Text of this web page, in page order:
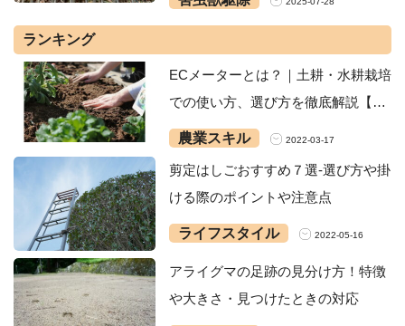
ランキング
ECメーターとは？｜土耕・水耕栽培
での使い方、選び方を徹底解説【お
すすめ5選】
農業スキル 2022-03-17
剪定はしごおすすめ７選‐選び方や掛
ける際のポイントや注意点
ライフスタイル 2022-05-16
アライグマの足跡の見分け方！特徴
や大きさ・見つけたときの対応